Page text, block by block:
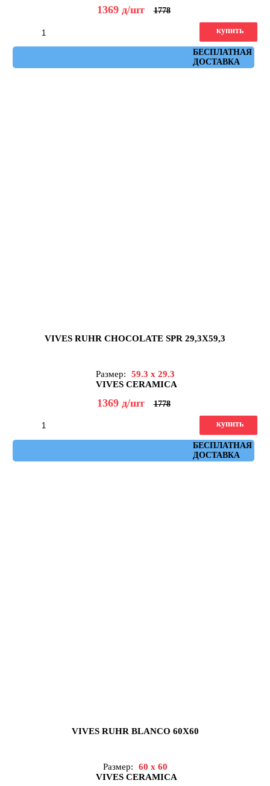
1369 д/шт 1778
БЕСПЛАТНАЯ
ДОСТАВКА
купить
VIVES RUHR CHOCOLATE SPR 29,3X59,3
Размер:
59.3 x 29.3
VIVES CERAMICA
1369 д/шт 1778
БЕСПЛАТНАЯ
ДОСТАВКА
купить
Артикул: ruhr_chocolate_spr_29,3x59,3
VIVES RUHR BLANCO 60X60
Размер:
60 x 60
VIVES CERAMICA